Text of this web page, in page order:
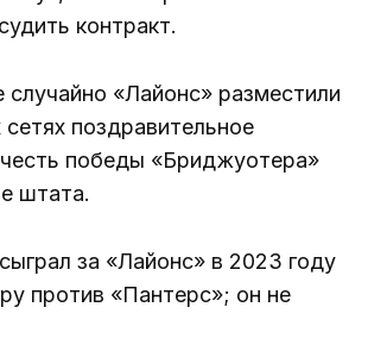
контракт.
«Лайонс» разместили
поздравительное
победы «Бриджуотера»
штата.
за «Лайонс» в 2023 году
против «Пантерс»; он не